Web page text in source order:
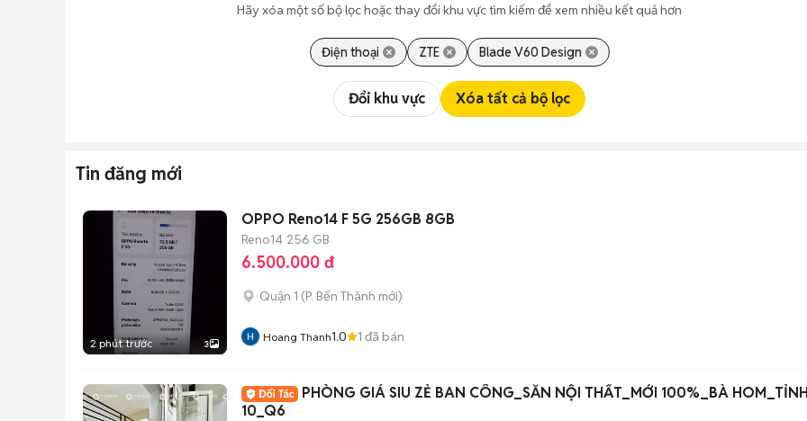
Hãy xóa một số bộ lọc hoặc thay đổi khu vực tìm kiếm để xem nhiều kết quả hơn
Điện thoại ZTE Blade V60 Design
Đổi khu vực Xóa tất cả bộ lọc
Tin đăng mới
2 phút trước 3
OPPO Reno14 F 5G 256GB 8GB
Reno14 256 GB
6.500.000 đ
Quận 1 (P. Bến Thành mới)
Hoang Thanh1.0 1 đã bán
PHÒNG GIÁ SIU ZẺ BAN CÔNG_SẴN NỘI THẤT_MỚI 100%_BÀ
10_Q6